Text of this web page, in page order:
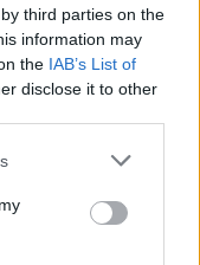
third parties on the
information may
the IAB’s List of
disclose it to other